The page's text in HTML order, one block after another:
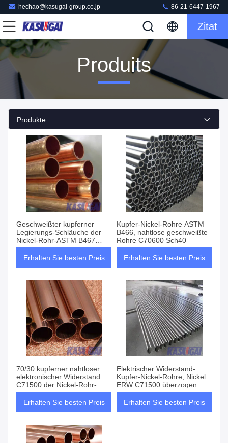
hechao@kasugai-group.co.jp 86-21-6447-1967
Zitat
Produits
Produkte
Geschweißter kupferner
Legierungs-Schläuche der
Nickel-Rohr-ASTM B467
C70600 elektrischen des
Widerstand-6m
Erhalten Sie besten Preis
Kupfer-Nickel-Rohre ASTM
B466, nahtlose geschweißte
Rohre C70600 Sch40
Erhalten Sie besten Preis
70/30 kupferner nahtloser
elektronischer Widerstand
C71500 der Nickel-Rohr-
ASTM B466
Erhalten Sie besten Preis
Elektrischer Widerstand-
Kupfer-Nickel-Rohre, Nickel
ERW C71500 überzogen
kupfernes Rohr
Erhalten Sie besten Preis